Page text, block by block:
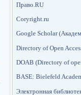
Право.RU
Coryright.ru
Google Scholar
Directory of Open
DOAB (Directory of
BASE: Bielefeld
Электронная